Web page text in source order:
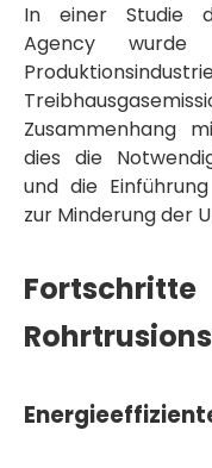
In einer Studie
Agency wurde
Zusammenhang
dies die
und die
zur Minderung der